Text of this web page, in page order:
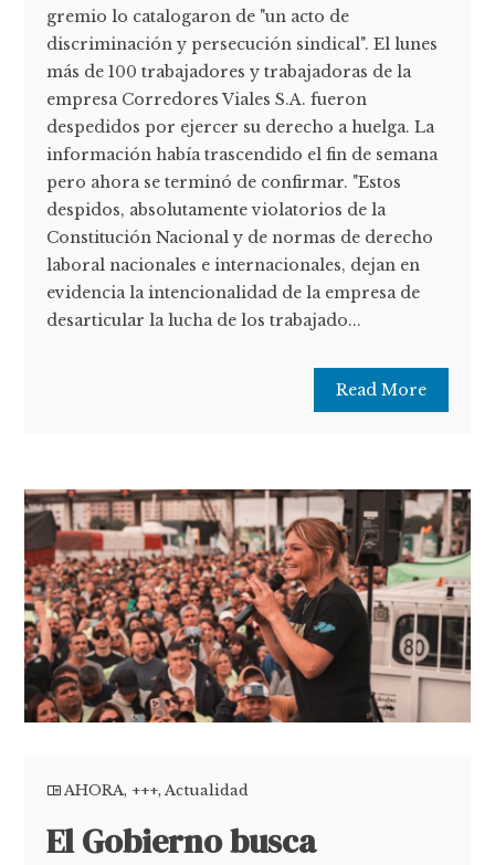
gremio lo catalogaron de "un acto de
discriminación y persecución sindical". El lunes
más de 100 trabajadores y trabajadoras de la
empresa Corredores Viales S.A. fueron
despedidos por ejercer su derecho a huelga. La
información había trascendido el fin de semana
pero ahora se terminó de confirmar. "Estos
despidos, absolutamente violatorios de la
Constitución Nacional y de normas de derecho
laboral nacionales e internacionales, dejan en
evidencia la intencionalidad de la empresa de
desarticular la lucha de los trabajado...
Read More
AHORA, +++,Actualidad
El Gobierno busca